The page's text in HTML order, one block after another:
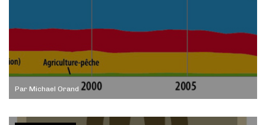
Par Michael Orand